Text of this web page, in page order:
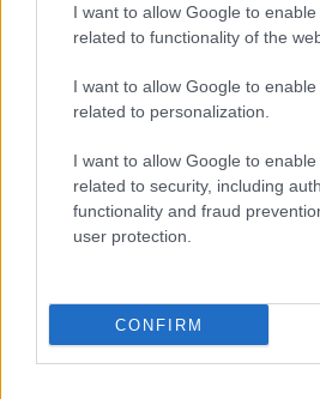
I want to allow Google to
related to functionality of the
I want to allow Google to
related to personalization.
I want to allow Google to
related to security, including
functionality and fraud
user protection.
CONFIRM
UFFICIALE: il Lazio torna in
ULTIME NOTIZIE